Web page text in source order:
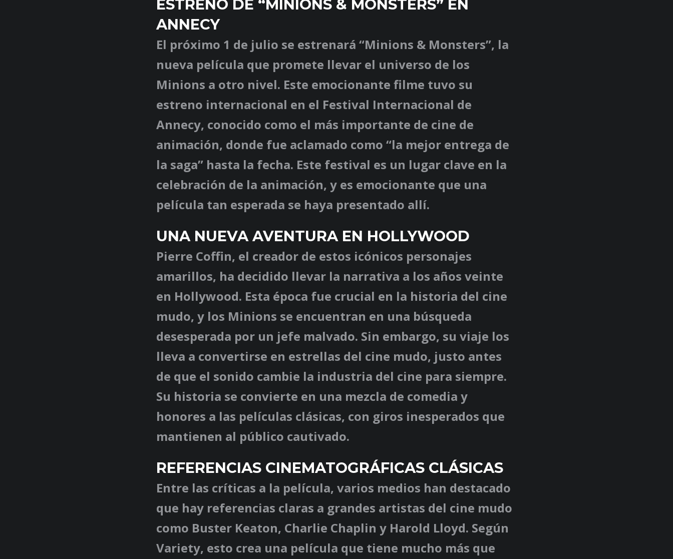
ESTRENO DE “MINIONS & MONSTERS” EN
ANNECY
El próximo 1 de julio se estrenará “Minions & Monsters”, la
nueva película que promete llevar el universo de los
Minions a otro nivel. Este emocionante filme tuvo su
estreno internacional en el Festival Internacional de
Annecy, conocido como el más importante de cine de
animación, donde fue aclamado como “la mejor entrega de
la saga” hasta la fecha. Este festival es un lugar clave en la
celebración de la animación, y es emocionante que una
película tan esperada se haya presentado allí.
UNA NUEVA AVENTURA EN HOLLYWOOD
Pierre Coffin, el creador de estos icónicos personajes
amarillos, ha decidido llevar la narrativa a los años veinte
en Hollywood. Esta época fue crucial en la historia del cine
mudo, y los Minions se encuentran en una búsqueda
desesperada por un jefe malvado. Sin embargo, su viaje los
lleva a convertirse en estrellas del cine mudo, justo antes
de que el sonido cambie la industria del cine para siempre.
Su historia se convierte en una mezcla de comedia y
honores a las películas clásicas, con giros inesperados que
mantienen al público cautivado.
REFERENCIAS CINEMATOGRÁFICAS CLÁSICAS
Entre las críticas a la película, varios medios han destacado
que hay referencias claras a grandes artistas del cine mudo
como Buster Keaton, Charlie Chaplin y Harold Lloyd. Según
Variety, esto crea una película que tiene mucho más que